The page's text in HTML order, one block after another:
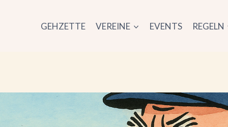
GEHZETTE VEREINE EVENTS REGELN